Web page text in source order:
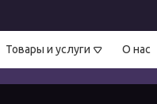
Товары и услуги О нас